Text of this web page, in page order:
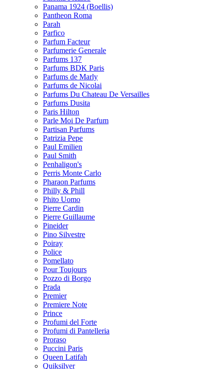
Panama 1924 (Boellis)
Pantheon Roma
Parah
Parfico
Parfum Facteur
Parfumerie Generale
Parfums 137
Parfums BDK Paris
Parfums de Marly
Parfums de Nicolai
Parfums Du Chateau De Versailles
Parfums Dusita
Paris Hilton
Parle Moi De Parfum
Partisan Parfums
Patrizia Pepe
Paul Emilien
Paul Smith
Penhaligon's
Perris Monte Carlo
Pharaon Parfums
Philly & Phill
Phito Uomo
Pierre Cardin
Pierre Guillaume
Pineider
Pino Silvestre
Poiray
Police
Pomellato
Pour Toujours
Pozzo di Borgo
Prada
Premier
Premiere Note
Prince
Profumi del Forte
Profumi di Pantelleria
Proraso
Puccini Paris
Queen Latifah
Quiksilver